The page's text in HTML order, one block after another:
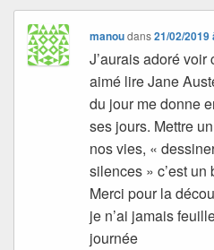
manoudans21/02/2019
J’aurais adoré voir
aimé lire Jane
du jour me donne
ses jours. Mettre
nos vies, «
silences » c’est
Merci pour la
je n’ai jamais
journée